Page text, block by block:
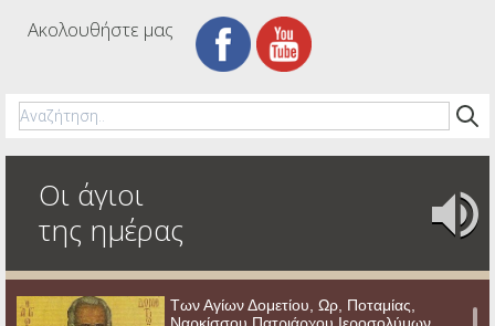
Ακολουθήστε μας
Οι άγιοι
της ημέρας
Των Αγίων Δομετίου, Ωρ, Ποταμίας,
Ναρκίσσου Πατριάρχου Ιεροσολύμων,